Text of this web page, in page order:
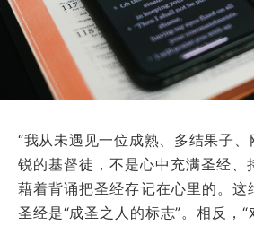
“我从未遇见一位成熟、多结果子
锐的基督徒，不是心中充满圣经、
藉着背诵把圣经存记在心里的。这
圣经是“成圣之人的标志”。相反，